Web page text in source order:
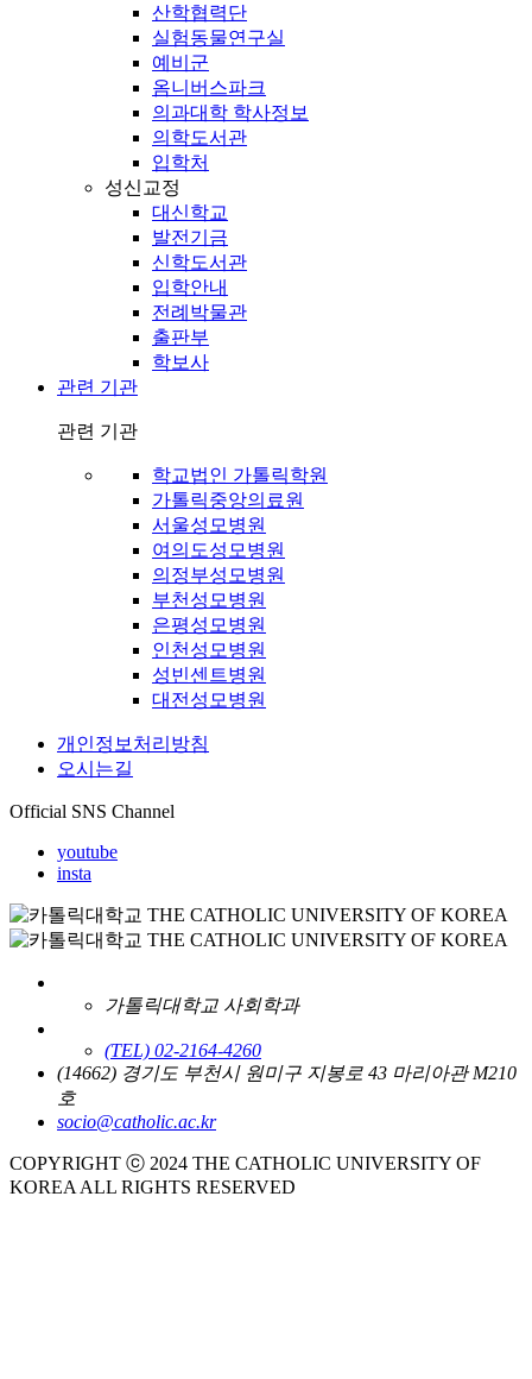
산학협력단
실험동물연구실
예비군
옴니버스파크
의과대학 학사정보
의학도서관
입학처
성신교정
대신학교
발전기금
신학도서관
입학안내
전례박물관
출판부
학보사
관련 기관
관련 기관
학교법인 가톨릭학원
가톨릭중앙의료원
서울성모병원
여의도성모병원
의정부성모병원
부천성모병원
은평성모병원
인천성모병원
성빈센트병원
대전성모병원
개인정보처리방침
오시는길
Official SNS Channel
youtube
insta
가톨릭대학교 사회학과
(TEL) 02-2164-4260
(14662) 경기도 부천시 원미구 지봉로 43 마리아관 M210
호
socio@catholic.ac.kr
COPYRIGHT ⓒ 2024 THE CATHOLIC UNIVERSITY OF
KOREA ALL RIGHTS RESERVED